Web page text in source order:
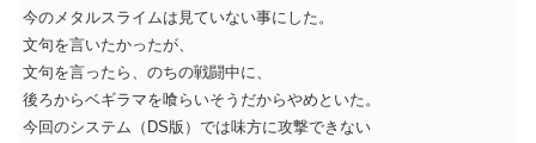
今のメタルスライムは見ていない事にした。
文句を言いたかったが、
文句を言ったら、のちの戦闘中に、
後ろからベギラマを喰らいそうだからやめといた。
今回のシステム（DS版）では味方に攻撃できない